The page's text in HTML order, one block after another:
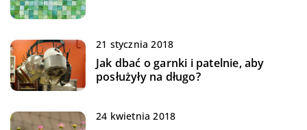
21 stycznia 2018
Jak dbać o garnki i patelnie, aby
posłużyły na długo?
24 kwietnia 2018